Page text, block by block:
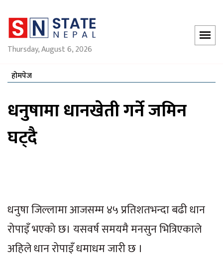
Thursday, August 6, 2026
होमपेज
धनुषामा धानखेती गर्ने जमिन
घट्दै
धनुषा जिल्लामा आजसम्म ४५ प्रतिशतभन्दा बढी धान
रोपाइँ भएको छ। यसवर्ष समयमै मनसुन भित्रिएकाले
अहिले धान रोपाइँ धमाधम जारी छ ।